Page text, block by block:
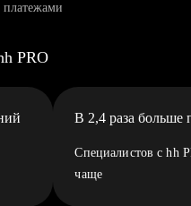
PRO
В 2,4 раза больше
Специалистов с hh
чаще